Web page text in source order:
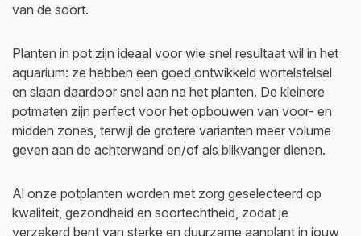
van de soort.
Planten in pot zijn ideaal voor wie snel resultaat wil in het
aquarium: ze hebben een goed ontwikkeld wortelstelsel
en slaan daardoor snel aan na het planten. De kleinere
potmaten zijn perfect voor het opbouwen van voor- en
midden zones, terwijl de grotere varianten meer volume
geven aan de achterwand en/of als blikvanger dienen.
Al onze potplanten worden met zorg geselecteerd op
kwaliteit, gezondheid en soortechtheid, zodat je
verzekerd bent van sterke en duurzame aanplant in jouw